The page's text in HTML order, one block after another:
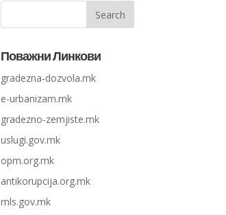
Поважни Линкови
gradezna-dozvola.mk
e-urbanizam.mk
gradezno-zemjiste.mk
uslugi.gov.mk
opm.org.mk
antikorupcija.org.mk
mls.gov.mk